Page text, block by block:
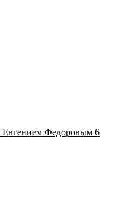
Евгением Федоровым 6